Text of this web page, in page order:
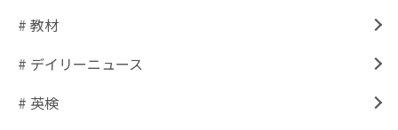
# 教材
# デイリーニュース
# 英検